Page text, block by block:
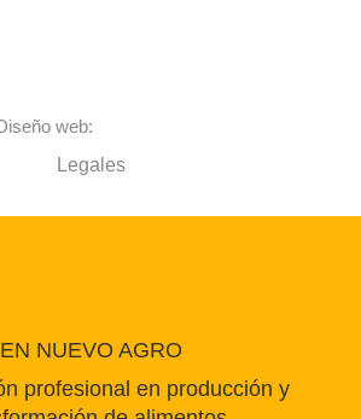
web:
Legales
EN NUEVO AGRO
profesional en producción y